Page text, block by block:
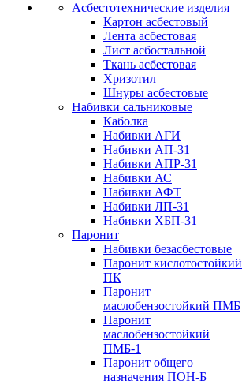
Асбестотехнические изделия
Картон асбестовый
Лента асбестовая
Лист асбостальной
Ткань асбестовая
Хризотил
Шнуры асбестовые
Набивки сальниковые
Каболка
Набивки АГИ
Набивки АП-31
Набивки АПР-31
Набивки АС
Набивки АФТ
Набивки ЛП-31
Набивки ХБП-31
Паронит
Набивки безасбестовые
Паронит кислотостойкий
ПК
Паронит
маслобензостойкий ПМБ
Паронит
маслобензостойкий
ПМБ-1
Паронит общего
назначения ПОН-Б